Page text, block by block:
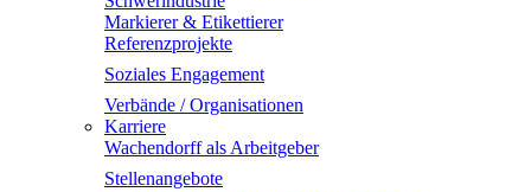
Markierer & Etikettierer
Referenzprojekte
Soziales Engagement
Verbände / Organisationen
Karriere
Wachendorff als Arbeitgeber
Stellenangebote